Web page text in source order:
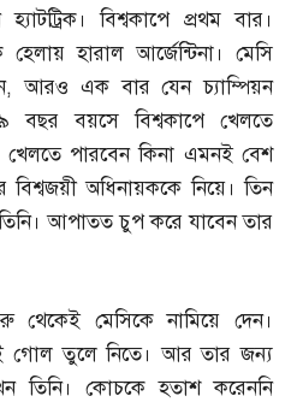
বিশ্বকাপে প্রথম বার।
হারাল আর্জেন্টিনা। মেসি
,আরও এক বার যেন চ্যাম্পিয়ন
বছর বয়সে বিশ্বকাপে খেলতে
পারবেন কিনা এমনই বেশ
বিশ্বজয়ী অধিনায়ককে নিয়ে। তিন
আপাতত চুপ করে যাবেন তার
থেকেই মেসিকে নামিয়ে দেন।
গোল তুলে নিতে। আর তার জন্য
তিনি। কোচকে হতাশ করেননি